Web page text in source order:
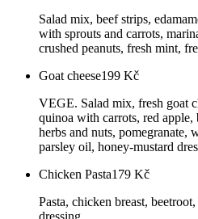
Salad mix, beef strips,
with sprouts and carrots,
crushed peanuts, fresh mint,
Goat cheese199 Kč
VEGE. Salad mix, fresh goat
quinoa with carrots, red apple,
herbs and nuts, pomegranate,
parsley oil, honey-mustard
Chicken Pasta179 Kč
Pasta, chicken breast,
dressing